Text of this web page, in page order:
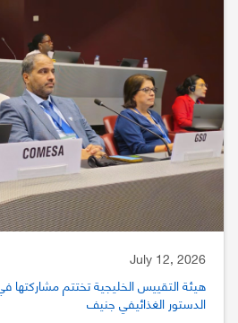
July 12, 2026
الدستور الغذائيفي جنيف